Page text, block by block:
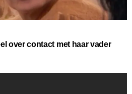
over contact met haar vader